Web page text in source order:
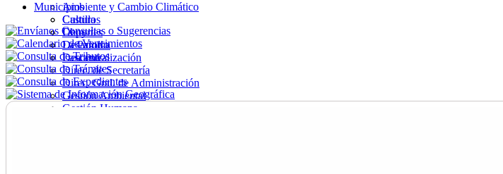
Ambiente y Cambio Climático
Cultura
Deportes
Desarrollo
Descentralización
Direc. de Secretaría
Direc. Gral. de Administración
Gestión Ambiental
Gestión Humana
Municipios
Castillos
Chuy
La Paloma
Lascano